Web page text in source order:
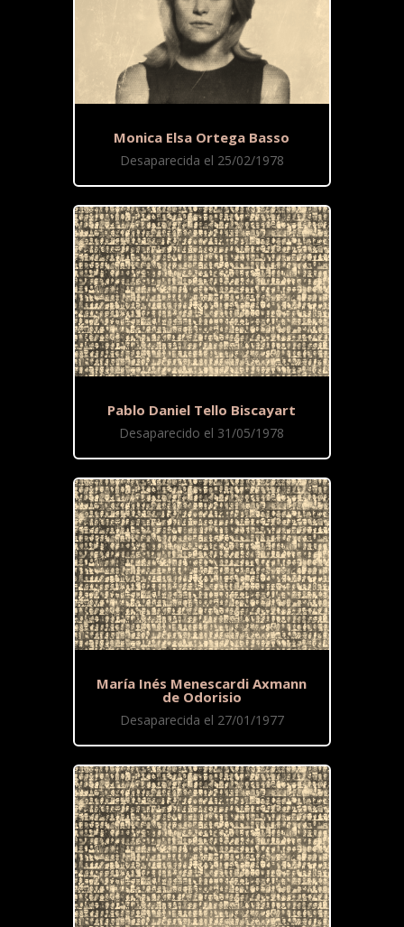
Monica Elsa Ortega Basso
Desaparecida el 25/02/1978
Pablo Daniel Tello Biscayart
Desaparecido el 31/05/1978
María Inés Menescardi Axmann
de Odorisio
Desaparecida el 27/01/1977